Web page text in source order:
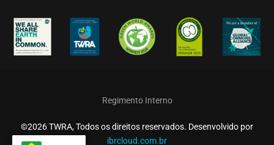
Regimento Interno
©2026 TWRA, Todos os direitos reservados. Desenvolvido por
ibrcloud.com.br